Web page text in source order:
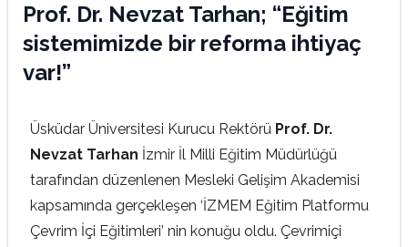
Prof. Dr. Nevzat Tarhan; “Eğitim
sistemimizde bir reforma ihtiyaç
var!”
Üsküdar Üniversitesi Kurucu Rektörü Prof. Dr.
Nevzat Tarhan İzmir İl Milli Eğitim Müdürlüğü
tarafından düzenlenen Mesleki Gelişim Akademisi
kapsamında gerçekleşen ‘İZMEM Eğitim Platformu
Çevrim İçi Eğitimleri’ nin konuğu oldu. Çevrimiçi